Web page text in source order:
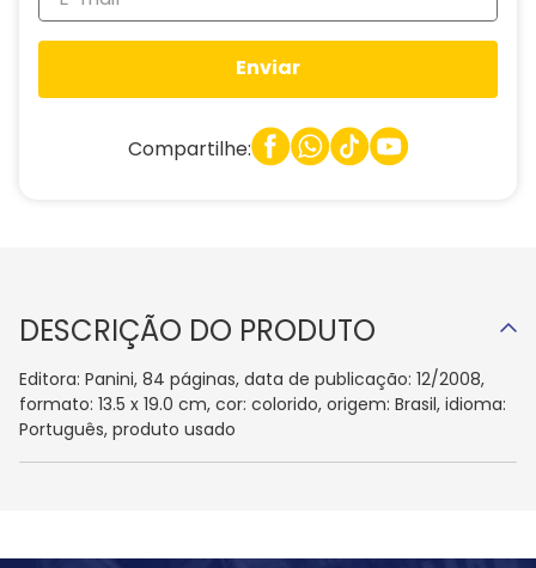
Enviar
Compartilhe:
DESCRIÇÃO DO PRODUTO
Editora: Panini, 84 páginas, data de publicação: 12/2008,
formato: 13.5 x 19.0 cm, cor: colorido, origem: Brasil, idioma:
Português, produto usado